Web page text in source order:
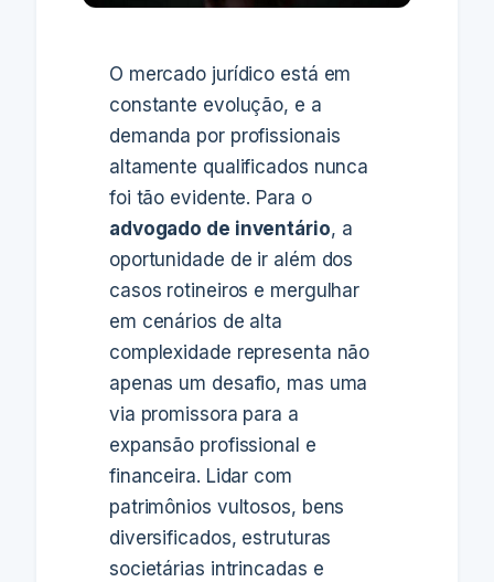
O mercado jurídico está em
constante evolução, e a
demanda por profissionais
altamente qualificados nunca
foi tão evidente. Para o
advogado de inventário, a
oportunidade de ir além dos
casos rotineiros e mergulhar
em cenários de alta
complexidade representa não
apenas um desafio, mas uma
via promissora para a
expansão profissional e
financeira. Lidar com
patrimônios vultosos, bens
diversificados, estruturas
societárias intrincadas e